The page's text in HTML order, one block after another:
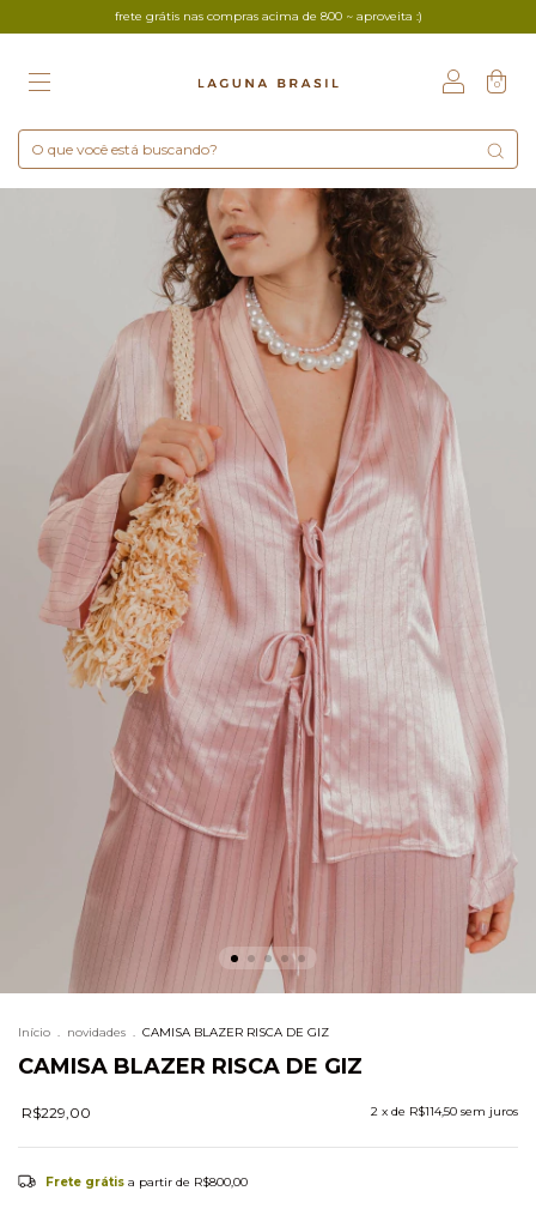
frete grátis nas compras acima de 800 ~ aproveita :)
0
Início . novidades . CAMISA BLAZER RISCA DE GIZ
CAMISA BLAZER RISCA DE GIZ
R$229,00 2 x de R$114,50 sem juros
Frete grátis a partir de R$800,00